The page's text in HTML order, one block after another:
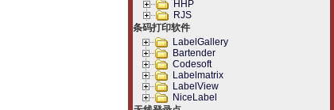
HHP
RJS
条码打印软件
LabelGallery
Bartender
Codesoft
Labelmatrix
LabelView
NiceLabel